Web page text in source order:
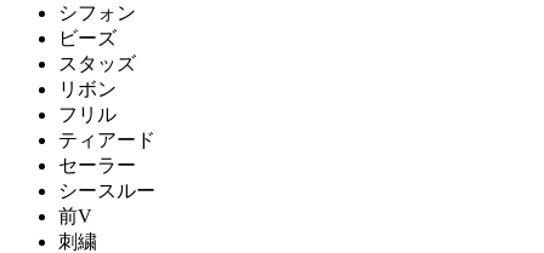
シフォン
ビーズ
スタッズ
リボン
フリル
ティアード
セーラー
シースルー
前V
刺繍